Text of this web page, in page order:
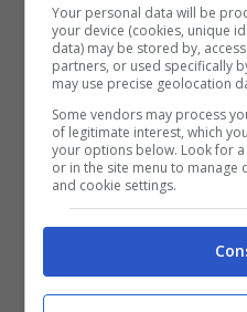
che un numero
usa i social media
indicazioni per un
In un comunicato
bisogna partecipare
partecipa ad un
azioni dei credenti
Your personal data will be
your device (cookies, unique
data) may be stored by,
partners, or used specifically
may use precise geolocation
Some vendors may process
of legitimate interest, which
your options below. Look for
or in the site menu to manage
and cookie settings.